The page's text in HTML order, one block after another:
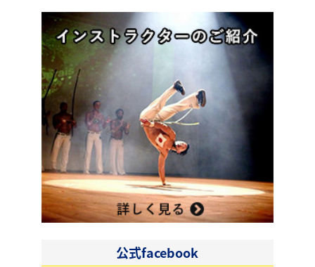
公式facebook